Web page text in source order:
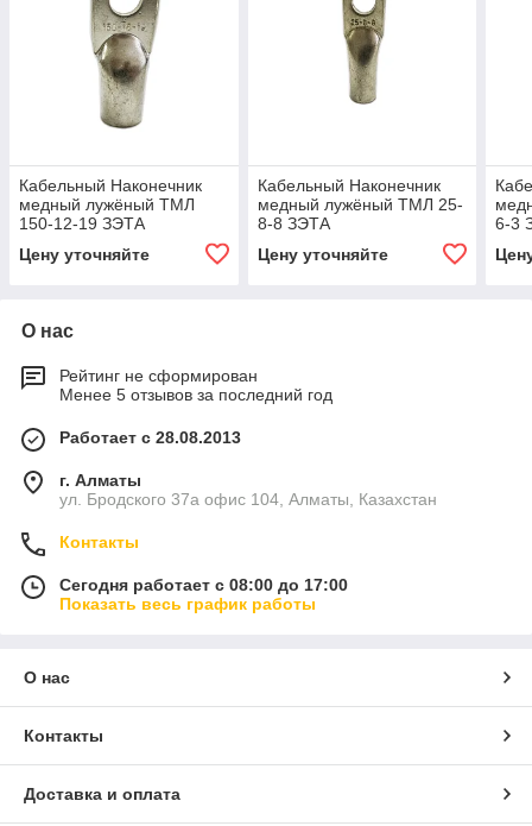
Кабельный Наконечник
медный лужёный ТМЛ
150-12-19 ЗЭТА
Цену уточняйте
Кабельный Наконечник
медный лужёный ТМЛ 25-
8-8 ЗЭТА
Цену уточняйте
6-3
О нас
Рейтинг не сформирован
Менее 5 отзывов за последний год
Работает с 28.08.2013
г. Алматы
ул. Бродского 37а офис 104, Алматы, Казахстан
Контакты
Сегодня работает с 08:00 до 17:00
Показать весь график работы
О нас
Контакты
Доставка и оплата